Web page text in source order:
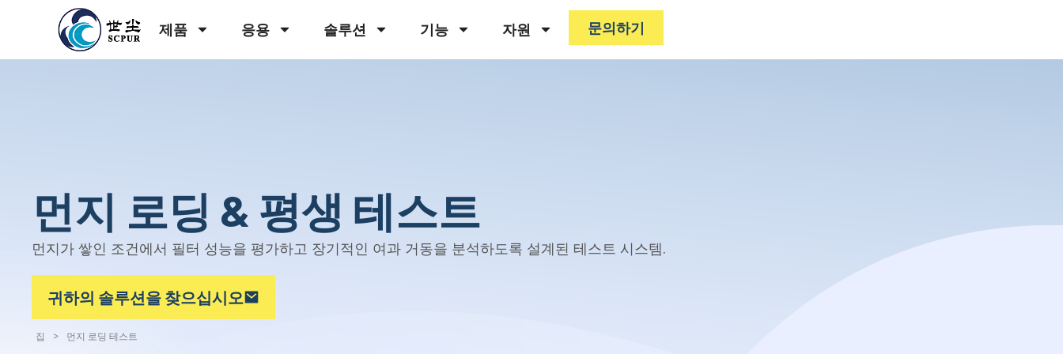
제품 응용 솔루션 기능 자원 문의하기
먼지 로딩 & 평생 테스트
먼지가 쌓인 조건에서 필터 성능을 평가하고 장기적인 여과 거동을 분석하도록 설계된 테스트 시스템.
귀하의 솔루션을 찾으십시오
집 > 먼지 로딩 테스트